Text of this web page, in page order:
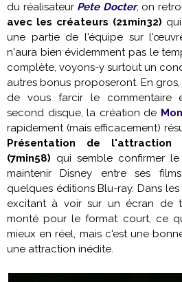
du réalisateur Pete Docter, on
avec les créateurs (21min32)
une partie de l'équipe sur
n'aura bien évidemment pas le
complète, voyons-y surtout un
autres bonus proposeront. En
de vous farcir le commentaire
second disque, la création de
rapidement (mais efficacement)
Présentation de l'attraction
(7min58) qui semble confirmer
maintenir Disney entre ses
quelques éditions Blu-ray. Dans
excitant à voir sur un écran de
monté pour le format court, ce
mieux en réel, mais c'est une
une attraction inédite.